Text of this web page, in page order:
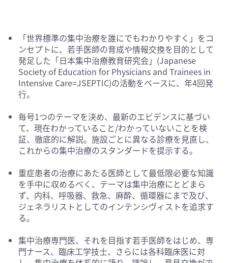
「世界標準の集中治療を誰にでもわかりやすく」をコ
ンセプトに、若手医師の育成や情報交換を目的として
発足した「日本集中治療教育研究会」(Japanese
Society of Education for Physicians and Trainees in
Intensive Care=JSEPTIC)の活動をベースに、年4回発
行。
毎号1つのテーマを決め、最新のエビデンスに基づい
て、現在わかっていること/わかっていないことを検
証、徹底的に解説。施設ごとに異なる診療を見直し、
これからの集中治療のスタンダードを提示する。
重症患者の治療にあたる医師として最低限必要な知識
を手中に収めるべく、テーマは集中治療にとどまら
ず、内科、呼吸器、救急、麻酔、循環器にまで及び、
ジェネラリストとしてのインテンシヴィストを追求す
る。
集中治療専門医、それを目指す若手医師をはじめ、専
門ナース、臨床工学技士、さらには各科臨床医に対